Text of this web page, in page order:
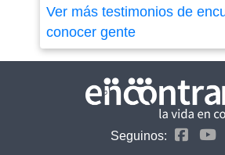
Ver más testimonios de
conocer gente
Seguinos: